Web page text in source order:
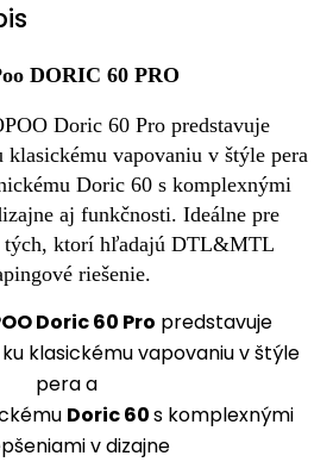
DORIC 60 PRO
Doric 60 Pro predstavuje
klasickému vapovaniu v štýle
pera a
Doric 60s komplexnými
v dizajne